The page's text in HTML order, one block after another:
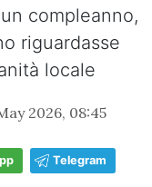
compleanno,
riguardasse
locale
2026, 08:45
Telegram